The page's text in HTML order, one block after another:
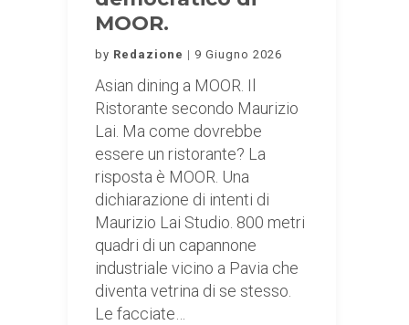
MOOR.
by Redazione 9 Giugno 2026
Asian dining a MOOR. Il
Ristorante secondo Maurizio
Lai. Ma come dovrebbe
essere un ristorante? La
risposta è MOOR. Una
dichiarazione di intenti di
Maurizio Lai Studio. 800 metri
quadri di un capannone
industriale vicino a Pavia che
diventa vetrina di se stesso.
Le facciate…